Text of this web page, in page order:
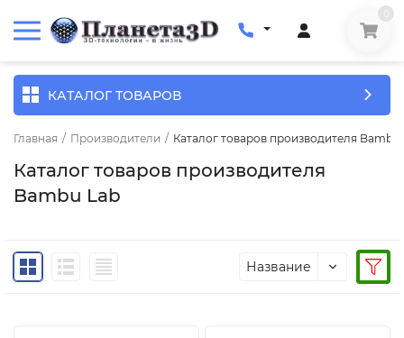
КАТАЛОГ ТОВАРОВ
Главная / Производители / Каталог товаров производителя Bambu
Каталог товаров производителя
Bambu Lab
Название